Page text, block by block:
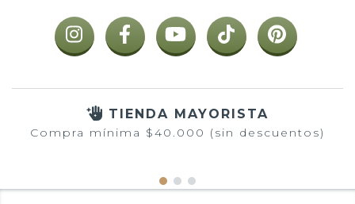
TIENDA MAYORISTA
Compra mínima $40.000 (sin descuentos)